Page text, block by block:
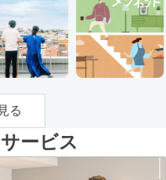
る
ービス